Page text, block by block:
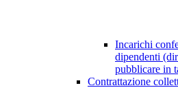
Incarichi
dipendenti
pubblicare in
Contrattazione